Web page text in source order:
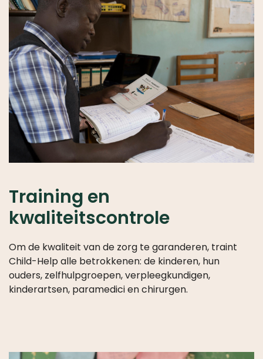
Training en
kwaliteitscontrole
Om de kwaliteit van de zorg te garanderen, traint
Child-Help alle betrokkenen: de kinderen, hun
ouders, zelfhulpgroepen, verpleegkundigen,
kinderartsen, paramedici en chirurgen.